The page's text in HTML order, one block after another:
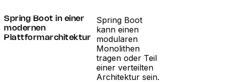
Spring Boot in einer
modernen
Plattformarchitektur
Spring Boot
kann einen
modularen
Monolithen
tragen oder Teil
einer verteilten
Architektur sein.